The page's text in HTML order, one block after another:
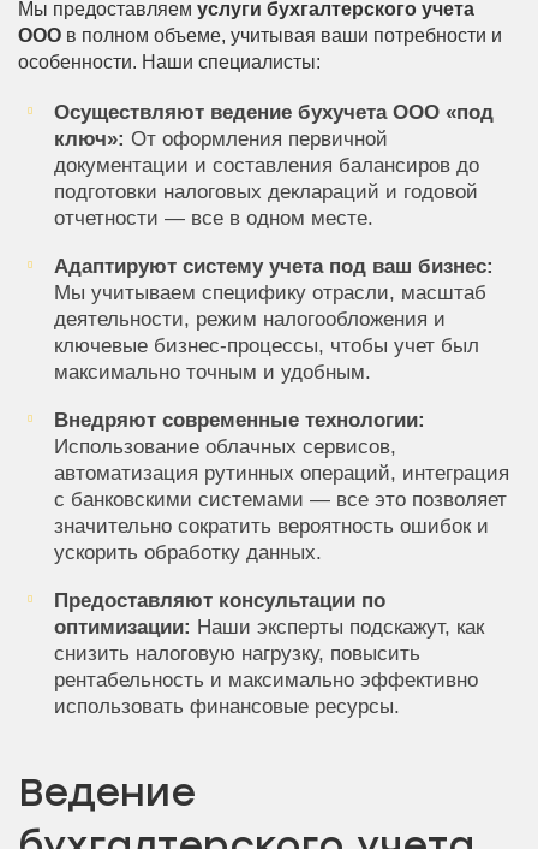
Мы предоставляем услуги бухгалтерского учета
ООО в полном объеме, учитывая ваши потребности и
особенности. Наши специалисты:
Осуществляют ведение бухучета ООО «под
ключ»: От оформления первичной
документации и составления балансиров до
подготовки налоговых деклараций и годовой
отчетности — все в одном месте.
Адаптируют систему учета под ваш бизнес:
Мы учитываем специфику отрасли, масштаб
деятельности, режим налогообложения и
ключевые бизнес-процессы, чтобы учет был
максимально точным и удобным.
Внедряют современные технологии:
Использование облачных сервисов,
автоматизация рутинных операций, интеграция
с банковскими системами — все это позволяет
значительно сократить вероятность ошибок и
ускорить обработку данных.
Предоставляют консультации по
оптимизации: Наши эксперты подскажут, как
снизить налоговую нагрузку, повысить
рентабельность и максимально эффективно
использовать финансовые ресурсы.
Ведение